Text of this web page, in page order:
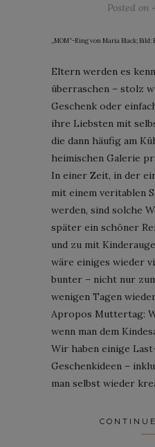
Posted on
„MOM“-Ring von Maria Black;
Eltern werden es
überraschen – stolz
Geschenk oder
ihre Liebsten mit
die dann häufig am
heimischen Galerie
In einer Zeit, in der
mit einem veritablen
werden, sind solche
später ein schöner
und zu mit
wäre einiges wieder
bunter – nicht nur
wenigen Tagen
Apropos Muttertag:
wenn man dem
Wir haben einige
Geschenkideen –
man selbst wieder